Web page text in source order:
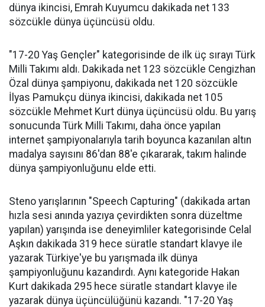
dünya ikincisi, Emrah Kuyumcu dakikada net 133
sözcükle dünya üçüncüsü oldu.
"17-20 Yaş Gençler" kategorisinde de ilk üç sırayı Türk
Milli Takımı aldı. Dakikada net 123 sözcükle Cengizhan
Özal dünya şampiyonu, dakikada net 120 sözcükle
İlyas Pamukçu dünya ikincisi, dakikada net 105
sözcükle Mehmet Kurt dünya üçüncüsü oldu. Bu yarış
sonucunda Türk Milli Takımı, daha önce yapılan
internet şampiyonalarıyla tarih boyunca kazanılan altın
madalya sayısını 86'dan 88'e çıkararak, takım halinde
dünya şampiyonluğunu elde etti.
Steno yarışlarının "Speech Capturing" (dakikada artan
hızla sesi anında yazıya çevirdikten sonra düzeltme
yapılan) yarışında ise deneyimliler kategorisinde Celal
Aşkın dakikada 319 hece süratle standart klavye ile
yazarak Türkiye'ye bu yarışmada ilk dünya
şampiyonluğunu kazandırdı. Aynı kategoride Hakan
Kurt dakikada 295 hece süratle standart klavye ile
yazarak dünya üçüncülüğünü kazandı. "17-20 Yaş